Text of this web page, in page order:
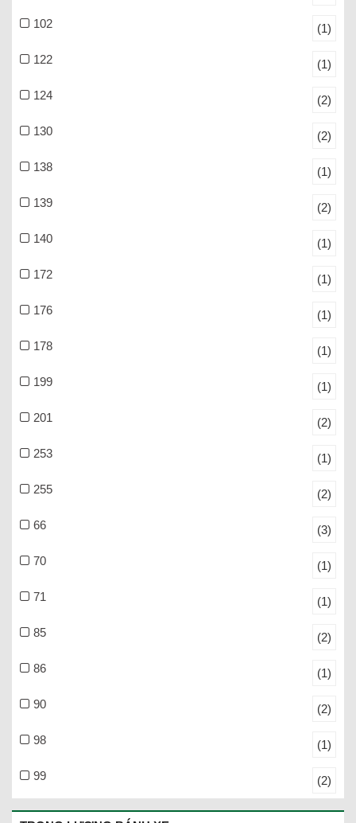
102 (1)
122 (1)
124 (2)
130 (2)
138 (1)
139 (2)
140 (1)
172 (1)
176 (1)
178 (1)
199 (1)
201 (2)
253 (1)
255 (2)
66 (3)
70 (1)
71 (1)
85 (2)
86 (1)
90 (2)
98 (1)
99 (2)